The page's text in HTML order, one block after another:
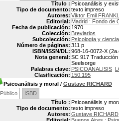
Título : Psicoanálisis y
Tipo de documento: texto impreso
Autores: Viktor Emil
Editorial: Madrid : Fondo de
Fecha de publicación: 1970
Colección: Breviarios
Subcolección: Psicología y
Número de páginas: 311 p
ISBN/ISSN/DL: 968-16-0072-X
Nota general: SC 917 Traducción
Seelsorge
Palabras clave: PSICOANALISIS
Clasificación: 150.195
Psicoanálisis y moral / Gustave RICHARD
Público
ISBD
Título : Psicoanálisis y
Tipo de documento: texto impreso
Autores: Gustave RICHARD